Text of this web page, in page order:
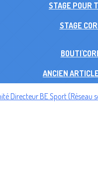
STAGE POUR
STAGE
ANCIEN
Directeur BE Sport (Réseau